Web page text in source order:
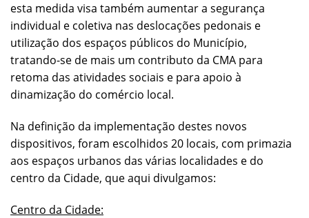
esta medida visa também aumentar a segurança
individual e coletiva nas deslocações pedonais e
utilização dos espaços públicos do Município,
tratando-se de mais um contributo da CMA para
retoma das atividades sociais e para apoio à
dinamização do comércio local.
Na definição da implementação destes novos
dispositivos, foram escolhidos 20 locais, com primazia
aos espaços urbanos das várias localidades e do
centro da Cidade, que aqui divulgamos:
Centro da Cidade: